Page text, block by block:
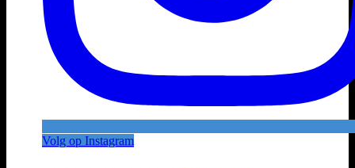
Volg op Instagram